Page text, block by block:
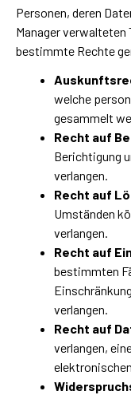
Personen, deren
Manager
bestimmte Rechte
welche
gesammelt
Recht auf
Berichtigung
verlangen.
Recht auf
Umständen
verlangen.
Recht auf
bestimmten
verlangen.
Recht auf
verlangen,